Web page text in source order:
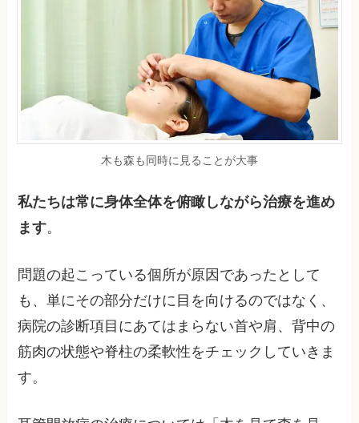
木も森も同時に見ることが大事
私たちは常に身体全体を俯瞰しながら治療を進め
ます。
問題の起こっている個所が原因であったとして
も、単にその部分だけに目を向けるのではなく、
病院の診断項目にあてはまらない首や肩、背中の
筋肉の状態や脊柱の柔軟性をチェックしていきま
す。